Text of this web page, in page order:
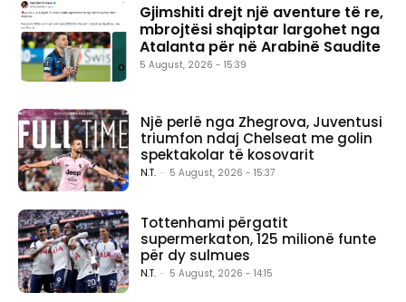
Gjimshiti drejt një aventure të re,
mbrojtësi shqiptar largohet nga
Atalanta për në Arabinë Saudite
5 August, 2026 - 15:39
Një perlë nga Zhegrova, Juventusi
triumfon ndaj Chelseat me golin
spektakolar të kosovarit
N.T. - 5 August, 2026 - 15:37
Tottenhami përgatit
supermerkaton, 125 milionë funte
për dy sulmues
N.T. - 5 August, 2026 - 14:15